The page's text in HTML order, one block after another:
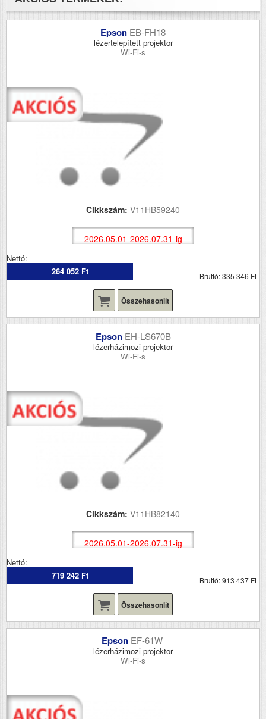
Epson EB-FH18
lézertelepített projektor
Wi-Fi-s
Cikkszám: V11HB59240
2026.05.01-2026.07.31-ig
Nettó:
264 052 Ft
Bruttó: 335 346 Ft
Összehasonlít
Epson EH-LS670B
lézerházimozi projektor
Wi-Fi-s
Cikkszám: V11HB82140
2026.05.01-2026.07.31-ig
Nettó:
719 242 Ft
Bruttó: 913 437 Ft
Összehasonlít
Epson EF-61W
lézerházimozi projektor
Wi-Fi-s